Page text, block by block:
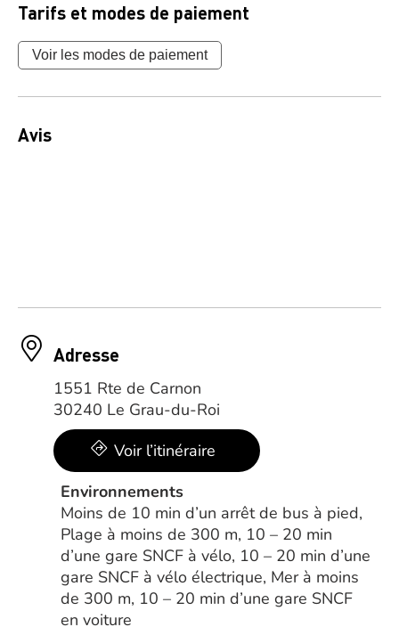
Tarifs et modes de paiement
Voir les modes de paiement
Avis
Adresse
1551 Rte de Carnon
30240 Le Grau-du-Roi
Voir l’itinéraire
Environnements
Moins de 10 min d’un arrêt de bus à pied,
Plage à moins de 300 m, 10 – 20 min
d’une gare SNCF à vélo, 10 – 20 min d’une
gare SNCF à vélo électrique, Mer à moins
de 300 m, 10 – 20 min d’une gare SNCF
en voiture